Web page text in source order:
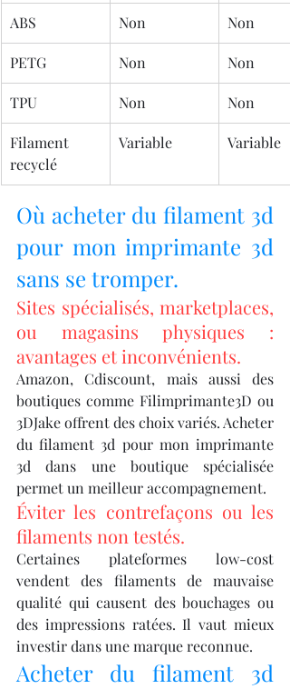
ABS Non Non
PETG Non Non
TPU Non Non
Filament
recyclé
Variable Variable
Où acheter du filament 3d
pour mon imprimante 3d
sans se tromper.
Sites spécialisés, marketplaces,
ou magasins physiques :
avantages et inconvénients.
Amazon, Cdiscount, mais aussi des
boutiques comme Filimprimante3D ou
3DJake offrent des choix variés. Acheter
du filament 3d pour mon imprimante
3d dans une boutique spécialisée
permet un meilleur accompagnement.
Éviter les contrefaçons ou les
filaments non testés.
Certaines plateformes low-cost
vendent des filaments de mauvaise
qualité qui causent des bouchages ou
des impressions ratées. Il vaut mieux
investir dans une marque reconnue.
Acheter du filament 3d